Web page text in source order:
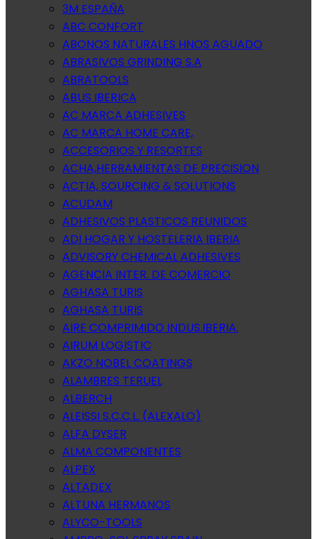
3M ESPAÑA
ABC CONFORT
ABONOS NATURALES HNOS AGUADO
ABRASIVOS GRINDING S.A
ABRATOOLS
ABUS IBERICA
AC MARCA ADHESIVES
AC MARCA HOME CARE,
ACCESORIOS Y RESORTES
ACHA,HERRAMIENTAS DE PRECISION
ACTIA, SOURCING & SOLUTIONS
ACUDAM
ADHESIVOS PLASTICOS REUNIDOS
ADI HOGAR Y HOSTELERIA IBERIA
ADVISORY CHEMICAL ADHESIVES
AGENCIA INTER. DE COMERCIO
AGHASA TURIS
AGHASA TURIS
AIRE COMPRIMIDO INDUS.IBERIA.
AIRUM LOGISTIC
AKZO NOBEL COATINGS
ALAMBRES TERUEL
ALBERCH
ALEISSI S.C.C.L. (ALEXALO)
ALFA DYSER
ALMA COMPONENTES
ALPEX
ALTADEX
ALTUNA HERMANOS
ALYCO-TOOLS